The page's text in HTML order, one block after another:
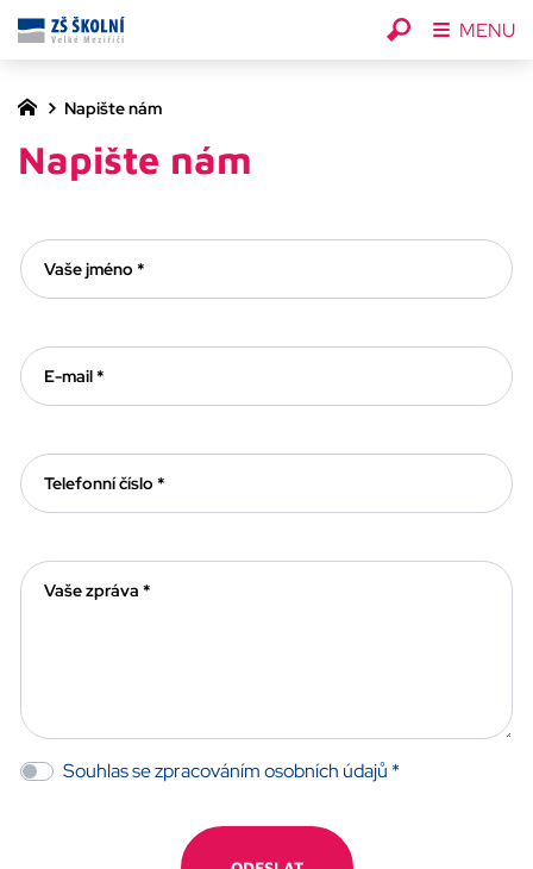
Napište nám
Napište nám
Vaše jméno *
E-mail *
Telefonní číslo *
Vaše zpráva *
Souhlas se zpracováním osobních údajů *
MENU